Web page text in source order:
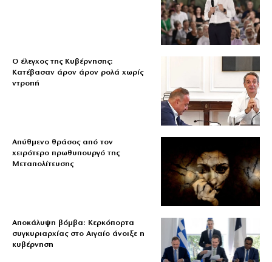
Ο έλεγχος της Κυβέρνησης:
Κατέβασαν άρον άρον ρολά χωρίς
ντροπή
Απύθμενο θράσος από τον
χειρότερο πρωθυπουργό της
Μεταπολίτευσης
Αποκάλυψη βόμβα: Κερκόπορτα
συγκυριαρχίας στο Αιγαίο άνοιξε η
κυβέρνηση